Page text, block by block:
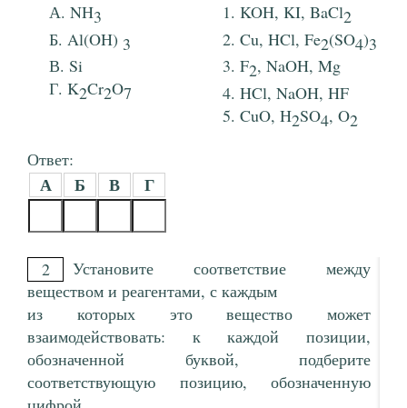
NH3
Al(OH) 3
Si
K2Cr2O7
KOH, KI, BaCl2
Cu, HCl, Fe2(SO4)3
F2, NaOH, Mg
HCl, NaOH, HF
CuO, H2SO4, O2
Ответ:
А Б В Г
2
Установите соответствие между
веществом и реагентами, с каждым
из которых это вещество может
взаимодействовать: к каждой позиции,
обозначенной буквой, подберите
соответствующую позицию, обозначенную